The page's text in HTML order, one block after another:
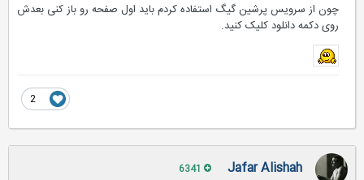
چون از سرویس پرشین گیگ استفاده کردم باید اول صفحه رو باز کنی بعدش
روی دکمه دانلود کلیک کنید.
Jafar Alishah